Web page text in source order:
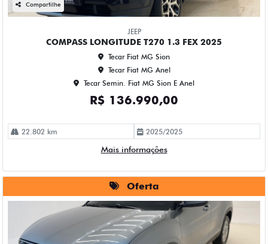
Compartilhe
JEEP
COMPASS LONGITUDE T270 1.3 FEX 2025
Tecar Fiat MG Sion
Tecar Fiat MG Anel
Tecar Semin. Fiat MG Sion E Anel
R$ 136.990,00
22.802 km 2025/2025
Mais informações
Oferta